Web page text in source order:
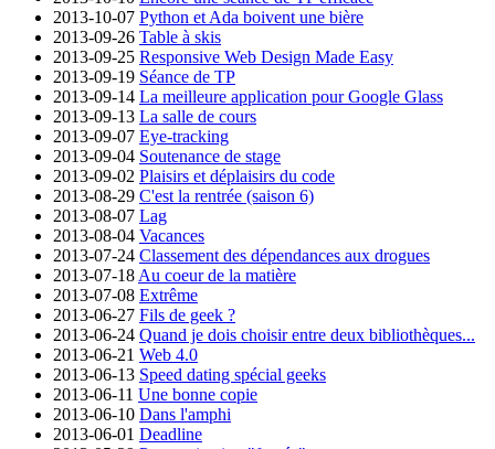
2013-10-07 Python et Ada boivent une bière
2013-09-26 Table à skis
2013-09-25 Responsive Web Design Made Easy
2013-09-19 Séance de TP
2013-09-14 La meilleure application pour Google Glass
2013-09-13 La salle de cours
2013-09-07 Eye-tracking
2013-09-04 Soutenance de stage
2013-09-02 Plaisirs et déplaisirs du code
2013-08-29 C'est la rentrée (saison 6)
2013-08-07 Lag
2013-08-04 Vacances
2013-07-24 Classement des dépendances aux drogues
2013-07-18 Au coeur de la matière
2013-07-08 Extrême
2013-06-27 Fils de geek ?
2013-06-24 Quand je dois choisir entre deux bibliothèques...
2013-06-21 Web 4.0
2013-06-13 Speed dating spécial geeks
2013-06-11 Une bonne copie
2013-06-10 Dans l'amphi
2013-06-01 Deadline